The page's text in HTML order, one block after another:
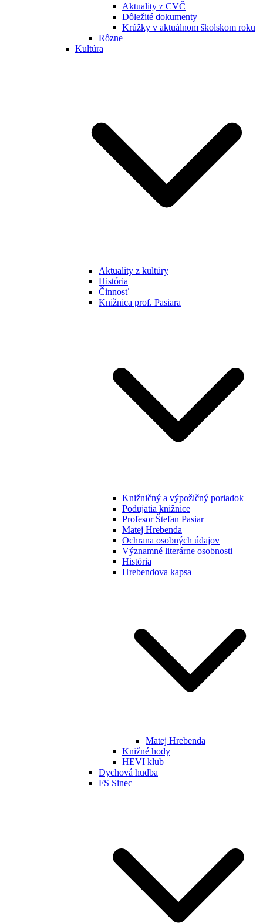
Aktuality z CVČ
Dôležité dokumenty
Krúžky v aktuálnom školskom roku
Rôzne
Kultúra
Aktuality z kultúry
História
Činnosť
Knižnica prof. Pasiara
Knižničný a výpožičný poriadok
Podujatia knižnice
Profesor Štefan Pasiar
Matej Hrebenda
Ochrana osobných údajov
Významné literárne osobnosti
História
Hrebendova kapsa
Matej Hrebenda
Knižné hody
HEVI klub
Dychová hudba
FS Sinec